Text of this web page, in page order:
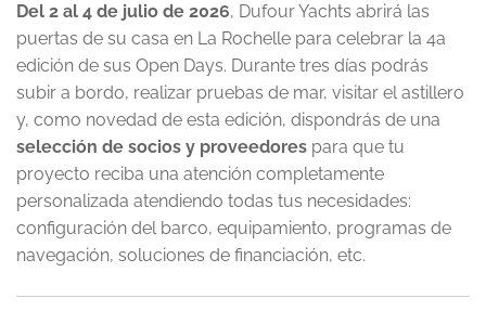
Del 2 al 4 de julio de 2026, Dufour Yachts abrirá las
puertas de su casa en La Rochelle para celebrar la 4a
edición de sus Open Days. Durante tres días podrás
subir a bordo, realizar pruebas de mar, visitar el astillero
y, como novedad de esta edición, dispondrás de una
selección de socios y proveedores para que tu
proyecto reciba una atención completamente
personalizada atendiendo todas tus necesidades:
configuración del barco, equipamiento, programas de
navegación, soluciones de financiación, etc.